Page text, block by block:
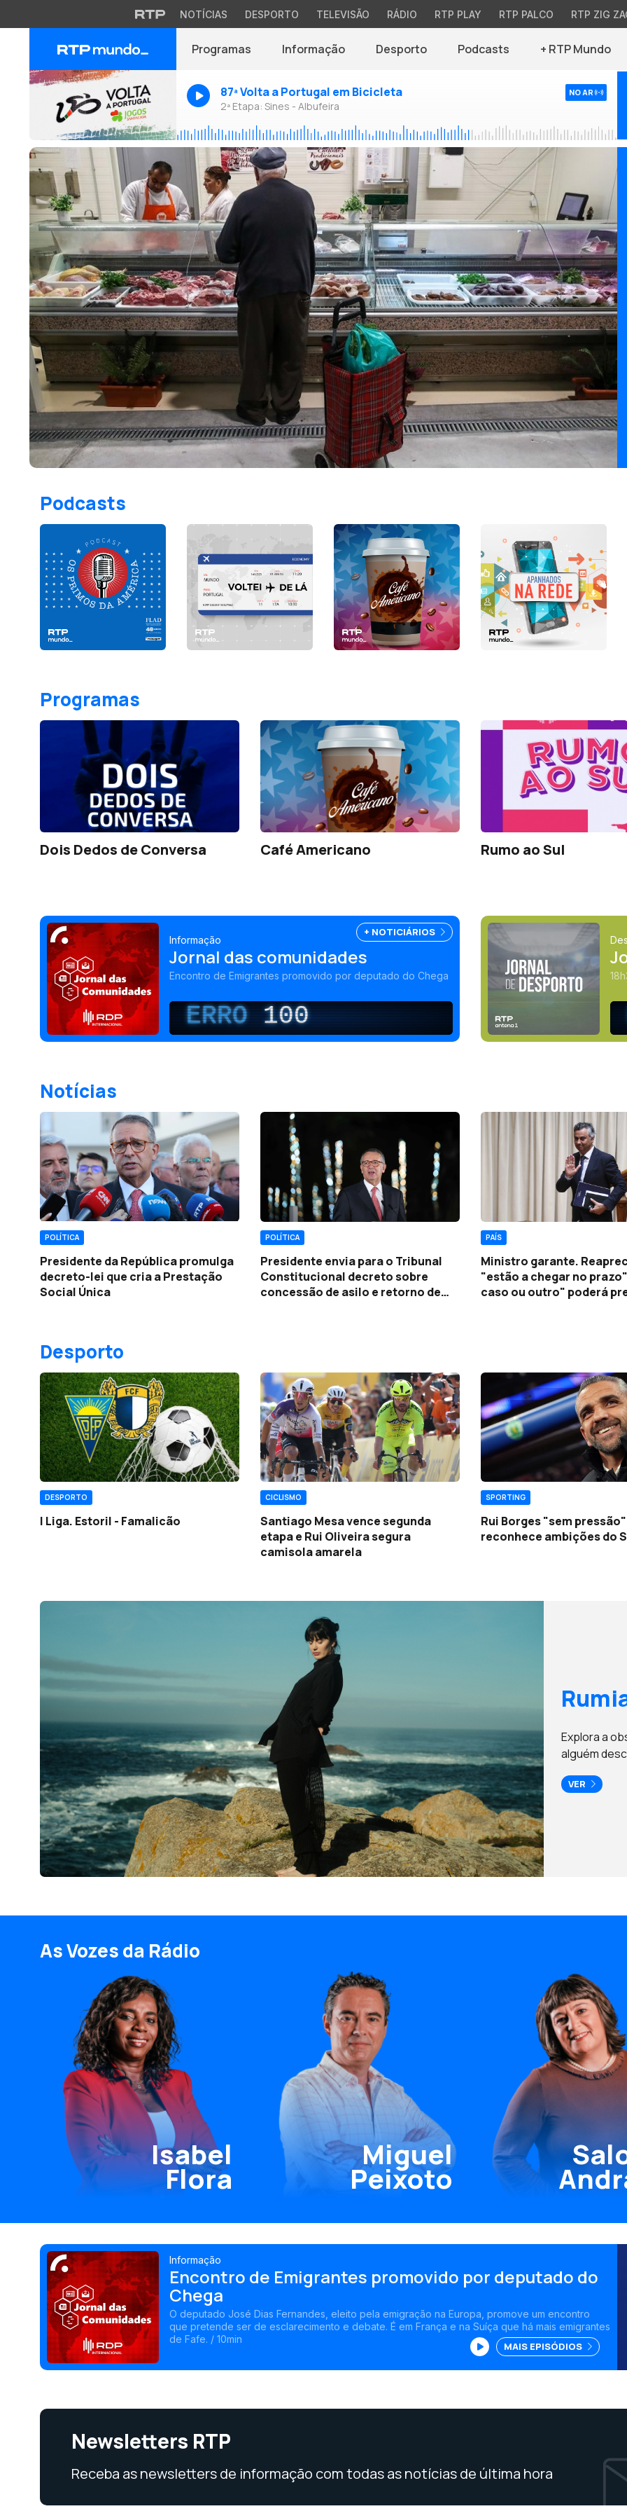
NOTÍCIAS DESPORTO TELEVISÃO RÁDIO RTP PLAY RTP PALCO RTP ZIG
Programas Informação Desporto Podcasts + RTP Mundo
87ª Volta a Portugal em Bicicleta
2ª Etapa: Sines - Albufeira
NO AR
Podcasts
Programas
Dois Dedos de Conversa Café Americano Rumo ao Sul
Informação
Jornal das comunidades
Encontro de Emigrantes promovido por deputado do Chega
ERRO 100
+ NOTICIÁRIOS
Notícias
POLÍTICA
Presidente da República promulga
decreto-lei que cria a Prestação
Social Única
POLÍTICA
Presidente envia para o Tribunal
Constitucional decreto sobre
concessão de asilo e retorno de
PAÍS
Ministro garante.
"estão a chegar no
caso ou outro" poderá
Desporto
DESPORTO
I Liga. Estoril - Famalicão
CICLISMO
Santiago Mesa vence segunda
etapa e Rui Oliveira segura
camisola amarela
SPORTING
Rui Borges "sem pressão"
reconhece ambições do
Explora a
alguém
VER
As Vozes da Rádio
Isabel
Flora
Miguel
Peixoto
Informação
Encontro de Emigrantes promovido por deputado do
Chega
O deputado José Dias Fernandes, eleito pela emigração na Europa, promove um encontro
que pretende ser de esclarecimento e debate. É em França e na Suíça que há mais emigrantes
de Fafe. / 10min
MAIS EPISÓDIOS
Newsletters RTP
Receba as newsletters de informação com todas as notícias de última hora